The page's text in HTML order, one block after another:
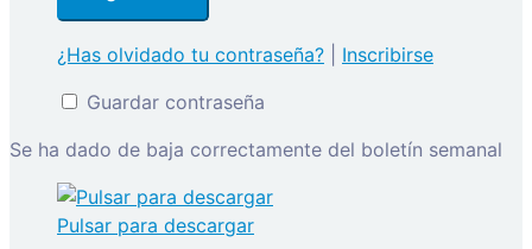
¿Has olvidado tu contraseña?
Inscribirse
Guardar contraseña
Se ha dado de baja correctamente del boletín semanal
Pulsar para descargar